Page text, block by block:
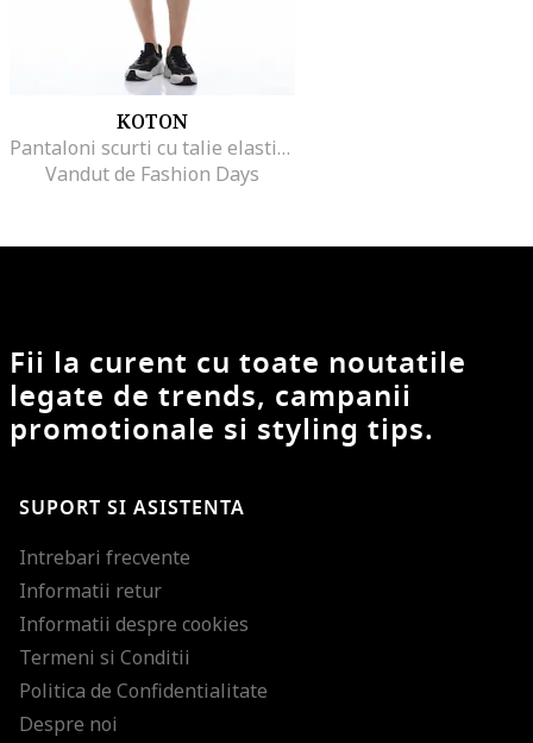
KOTON
Pantaloni scurti cu talie elastica, Negru
Vandut de Fashion Days
Fii la curent cu toate noutatile
legate de trends, campanii
promotionale si styling tips.
SUPORT SI ASISTENTA
Intrebari frecvente
Informatii retur
Informatii despre cookies
Termeni si Conditii
Politica de Confidentialitate
Despre noi